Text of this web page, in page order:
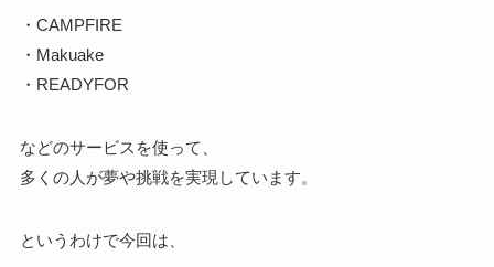
・CAMPFIRE
・Makuake
・READYFOR
などのサービスを使って、
多くの人が夢や挑戦を実現しています。
というわけで今回は、